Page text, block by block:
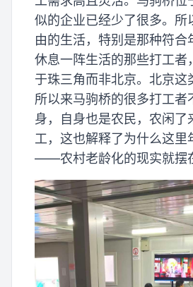
似的企业已经少了很多。所
由的生活，特别是那种符合
休息一阵生活的那些打工者
于珠三角而非北京。北京这
所以来马驹桥的很多打工者
身，自身也是农民，农闲了
工，这也解释了为什么这里
——农村老龄化的现实就摆